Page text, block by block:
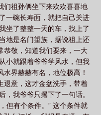
们祖孙俩坐下来欢欢喜喜地
一碗长寿面，就把自己关进
坐了整整一天的车，找上了
地是名门望族，据说祖上还
恭敬，知道我们要来，一大
小就跟着爷爷学风水，但我
界赫赫有名，地位极高！
退意，这才金盆洗手，带着
，我爷爷只撂下了一句话。
但有个条件。” 这个条件就